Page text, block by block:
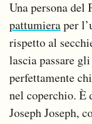
Una persona del
pattumieraper
rispetto al
lascia passare
perfettamente
nel coperchio. È
Joseph Joseph,